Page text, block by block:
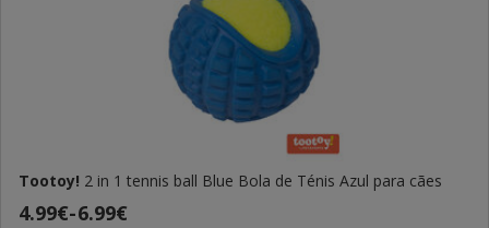
Tootoy! 2 in 1 tennis ball Blue Bola de Ténis Azul para cães
Preço
4.99€-6.99€